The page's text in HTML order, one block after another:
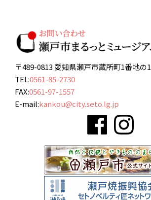
〒489-0813 愛知県瀬戸市蔵所町1番地の1
TEL:0561-85-2730
FAX:0561-97-1557
E-mail:kankou@city.seto.lg.jp